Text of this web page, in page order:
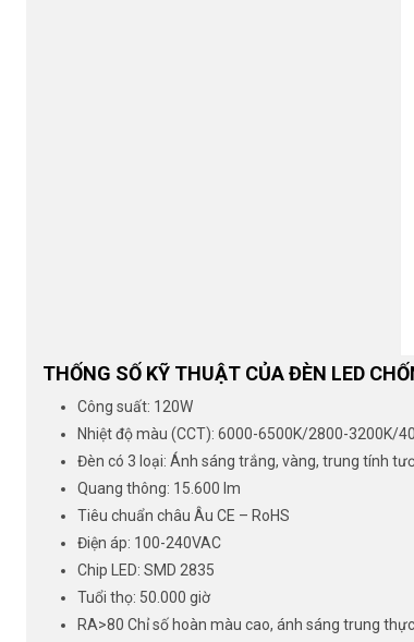
THỐNG SỐ KỸ THUẬT CỦA ĐÈN LED
Công suất: 120W
Nhiệt độ màu (CCT): 6000-6500K/2800-3200K/
Đèn có 3 loại: Ánh sáng trắng, vàng, trung tính
Quang thông: 15.600 lm
Tiêu chuẩn châu Âu CE – RoHS
Điện áp: 100-240VAC
Chip LED: SMD 2835
Tuổi thọ: 50.000 giờ
RA>80 Chỉ số hoàn màu cao, ánh sáng trung thực